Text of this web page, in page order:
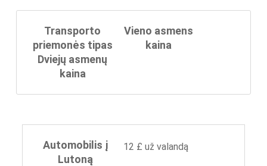
Transporto
priemonės tipas
Vieno asmens
kaina
Dviejų asmenų
kaina
Automobilis į
Lutoną
12 £ už valandą